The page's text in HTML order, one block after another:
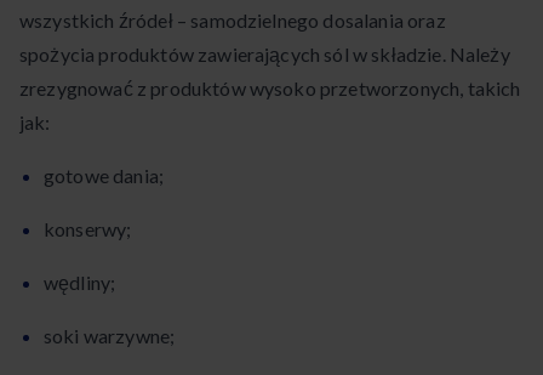
wszystkich źródeł – samodzielnego dosalania oraz
spożycia produktów zawierających sól w składzie. Należy
zrezygnować z produktów wysoko przetworzonych, takich
jak:
gotowe dania;
konserwy;
wędliny;
soki warzywne;